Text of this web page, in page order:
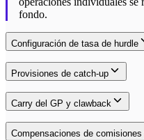
fondo.
Configuración de tasa de hurdle
Provisiones de catch-up
Carry del GP y clawback
Compensaciones de